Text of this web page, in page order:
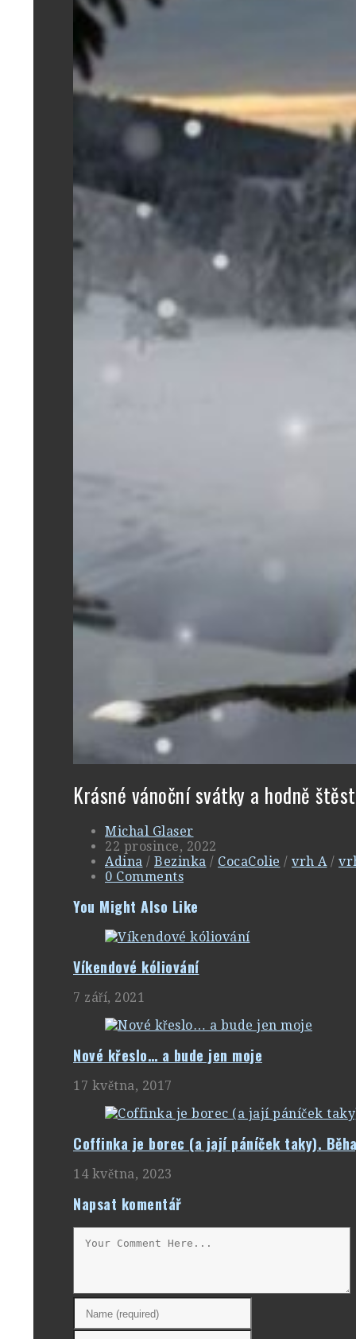
Krásné vánoční svátky a hodně
Michal Glaser
22 prosince, 2022
Adina / Bezinka / CocaColie / vrh A/
0 Comments
You Might Also Like
Víkendové kóliování
7 září, 2021
Nové křeslo… a bude jen moje
17 května, 2017
Coffinka je borec (a jají páníček taky).
14 května, 2023
Napsat komentář